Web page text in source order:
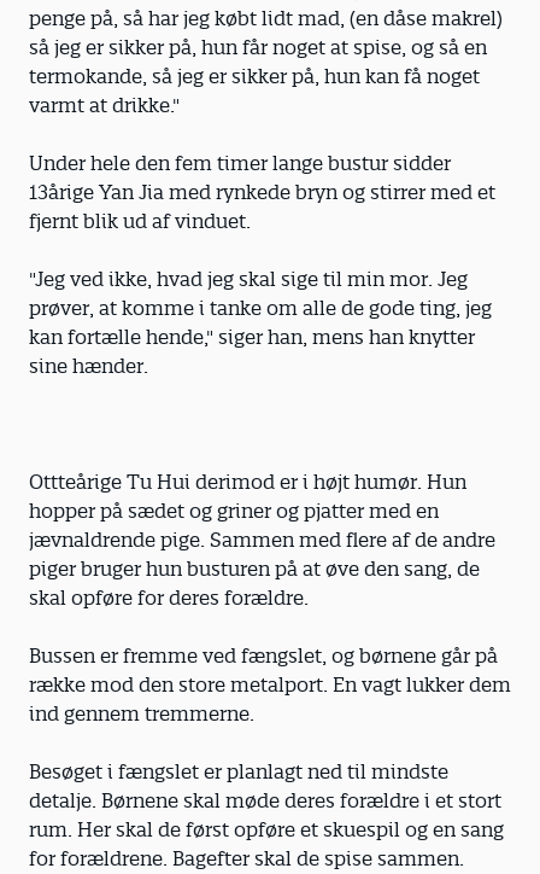
penge på, så har jeg købt lidt mad, (en dåse makrel)
så jeg er sikker på, hun får noget at spise, og så en
termokande, så jeg er sikker på, hun kan få noget
varmt at drikke."
Under hele den fem timer lange bustur sidder
13årige Yan Jia med rynkede bryn og stirrer med et
fjernt blik ud af vinduet.
"Jeg ved ikke, hvad jeg skal sige til min mor. Jeg
prøver, at komme i tanke om alle de gode ting, jeg
kan fortælle hende," siger han, mens han knytter
sine hænder.
Ottteårige Tu Hui derimod er i højt humør. Hun
hopper på sædet og griner og pjatter med en
jævnaldrende pige. Sammen med flere af de andre
piger bruger hun busturen på at øve den sang, de
skal opføre for deres forældre.
Bussen er fremme ved fængslet, og børnene går på
række mod den store metalport. En vagt lukker dem
ind gennem tremmerne.
Besøget i fængslet er planlagt ned til mindste
detalje. Børnene skal møde deres forældre i et stort
rum. Her skal de først opføre et skuespil og en sang
for forældrene. Bagefter skal de spise sammen.